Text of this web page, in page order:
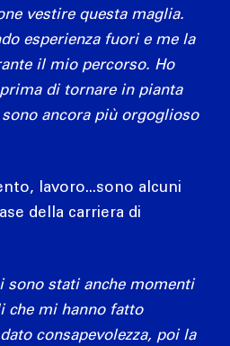
vestire questa maglia.
esperienza fuori e me la
il mio percorso. Ho
di tornare in pianta
ancora più orgoglioso
lavoro...sono alcuni
della carriera di
sono stati anche momenti
che mi hanno fatto
consapevolezza, poi la